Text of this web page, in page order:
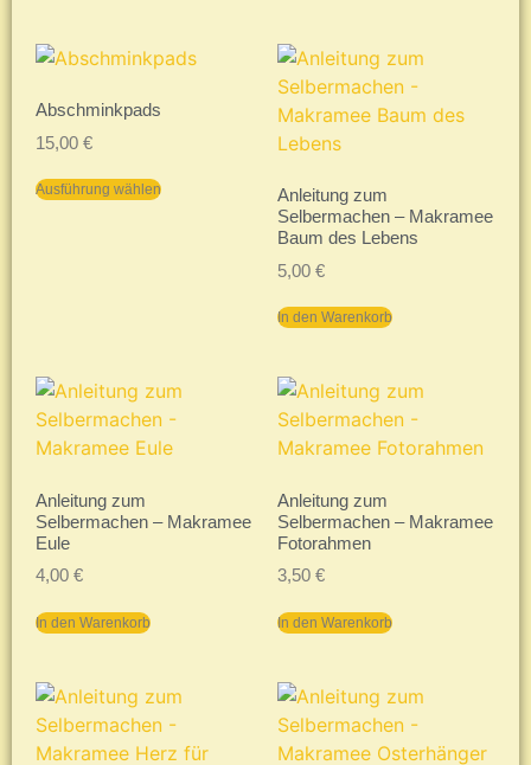
Abschminkpads
15,00 €
Ausführung wählen
Anleitung zum
Selbermachen – Makramee
Baum des Lebens
5,00 €
In den Warenkorb
Anleitung zum
Selbermachen – Makramee
Eule
4,00 €
In den Warenkorb
Anleitung zum
Selbermachen – Makramee
Fotorahmen
3,50 €
In den Warenkorb